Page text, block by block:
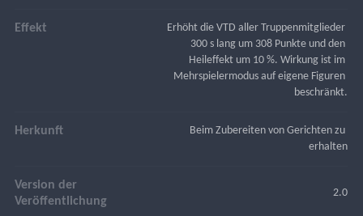
Effekt
Erhöht die VTD aller Truppenmitglieder
300 s lang um 308 Punkte und den
Heileffekt um 10 %. Wirkung ist im
Mehrspielermodus auf eigene Figuren
beschränkt.
Herkunft
Beim Zubereiten von Gerichten zu
erhalten
Version der
Veröffentlichung
2.0